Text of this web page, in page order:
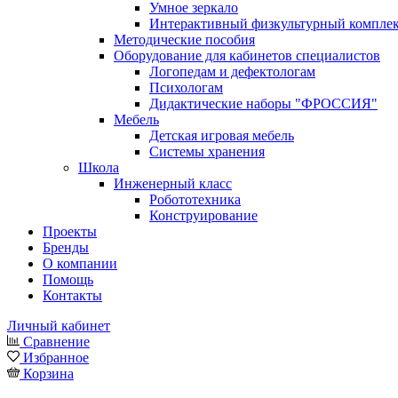
Умное зеркало
Интерактивный физкультурный
Методические пособия
Оборудование для кабинетов специалистов
Логопедам и дефектологам
Психологам
Дидактические наборы "ФРОССИЯ"
Мебель
Детская игровая мебель
Системы хранения
Школа
Инженерный класс
Робототехника
Конструирование
Проекты
Бренды
О компании
Помощь
Контакты
Личный кабинет
Сравнение
Избранное
Корзина